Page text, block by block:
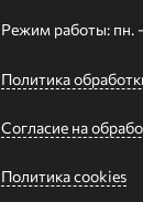
Режим работы: пн.
Политика
Согласие на
Политика cookies